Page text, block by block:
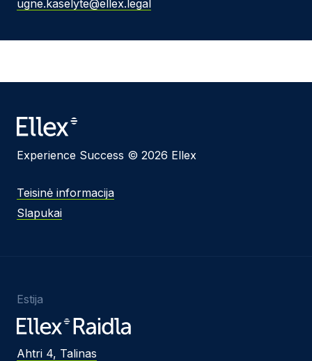
Sutinku su Privatumo politika
taisyklėmis.
Ši svetainė yra saugoma reCAPTCHA ir jai yra
Siųsti žinutę
ugne.kaselyte@ellex.legal
Experience Success © 2026 Ellex
Teisinė informacija
Slapukai
Estija
Ahtri 4, Talinas